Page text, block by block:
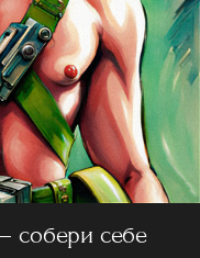
собери себе